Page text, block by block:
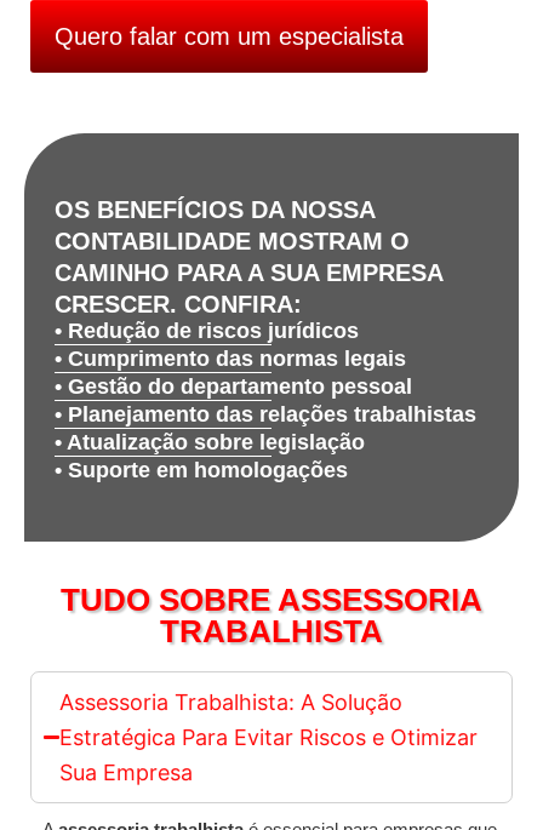
Quero falar com um especialista
OS BENEFÍCIOS DA NOSSA
CONTABILIDADE MOSTRAM O
CAMINHO PARA A SUA EMPRESA
CRESCER. CONFIRA:
• Redução de riscos jurídicos
• Cumprimento das normas legais
• Gestão do departamento pessoal
• Planejamento das relações trabalhistas
• Atualização sobre legislação
• Suporte em homologações
TUDO SOBRE ASSESSORIA
TRABALHISTA
Assessoria Trabalhista: A Solução
Estratégica Para Evitar Riscos e Otimizar
Sua Empresa